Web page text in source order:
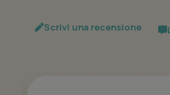
Scrivi una recensione